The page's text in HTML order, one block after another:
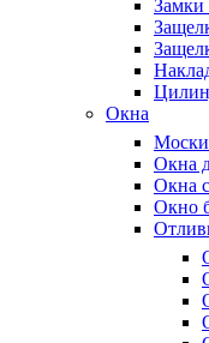
Замки
Окна
Окна
Окна
Окно